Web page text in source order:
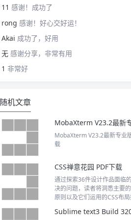
11 感谢！成功了
rong 感谢！好心交好运！
Akai 成功了，好用
无 感谢分享，非常有用
1 非常好
随机文章
MobaXterm V23.2最新专业
载
CSS禅意花园 PDF下载
通过探索36件设计作品面临
决的问题，读者将洞悉主要
原则以及它们运用的CSS布局
字体来创建界面优美、性能优